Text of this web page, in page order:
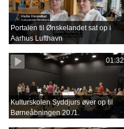
Portalen til Ønskelandet sat op i
Aarhus Lufthavn
01:32
Kulturskolen Syddjurs øver op til
Børneåbningen 20./1.